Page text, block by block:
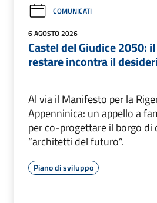
COMUNICATI
6 AGOSTO 2026
Castel del Giudice 2050:
restare incontra il
Al via il Manifesto per la
Appenninica: un appello a
per co-progettare il borgo di
“architetti del futuro”.
Piano di sviluppo